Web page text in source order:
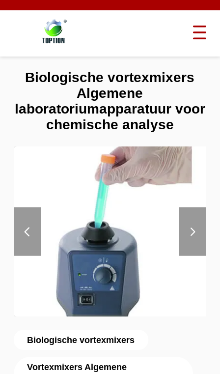
Biologische vortexmixers
Vortexmixers Algemene
Biologische vortexmixers
Algemene
laboratoriumapparatuur voor
chemische analyse